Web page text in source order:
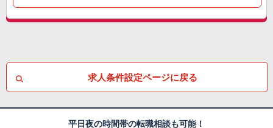
求人条件設定ページに戻る
平日夜の時間帯の転職相談も可能！